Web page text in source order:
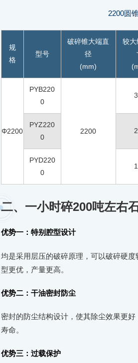
2200圆
规
格
型号
破碎锥大端直
径
(mm)
较大
Φ2200
PYB220
0
2200
PYZ220
0
PYD220
0
二、一小时碎200吨左右
优势一：特别腔型设计
均是采用层压的破碎原理，可以破碎硬
型更优，产量更高。
优势二：干油密封防尘
密封的防尘结构设计，使其除尘效果更
寿命。
优势三：过载保护